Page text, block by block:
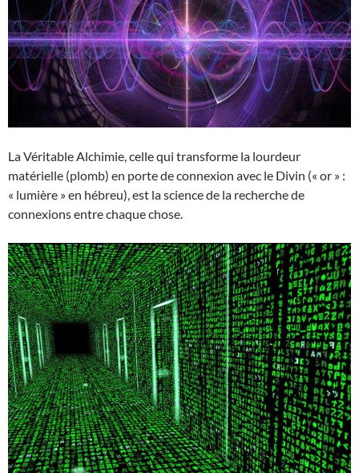
La Véritable Alchimie, celle qui transforme la lourdeur
matérielle (plomb) en porte de connexion avec le Divin (« or » :
« lumière » en hébreu), est la science de la recherche de
connexions entre chaque chose.